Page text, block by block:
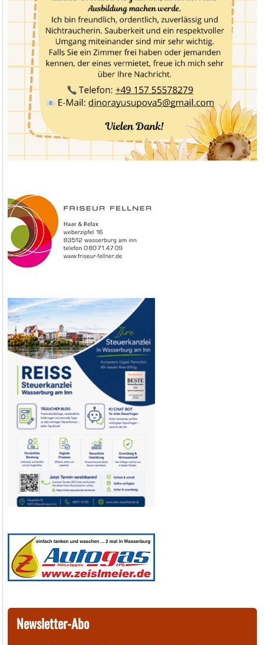
Newsletter-Abo